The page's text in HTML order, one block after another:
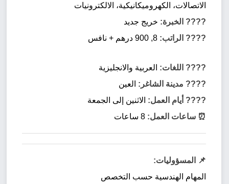
الاتصالات، الكهروميكانيكية، الالكترونيات
???? الخبرة: خريج جديد
???? الراتب:
????️ اللغات: العربية والانجليزية
???? مدينة الشاغر: العين
???? أيام العمل: الاثنين إلى الجمعة
⏰ ساعات العمل:
📌 المسؤوليات:
المهام الهندسية حسب التخصص